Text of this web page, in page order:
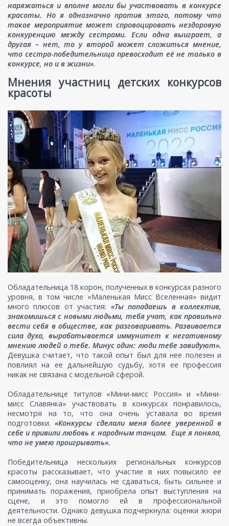
наряжаться и вполне могли бы участвовать в конкурсе
красоты. Но я однозначно против этого, потому что
такое мероприятие может спровоцировать нездоровую
конкуренцию между сестрами. Если одна выиграет, а
другая – нет, то у второй может сложиться мнение,
что сестра-победительница превосходит её не только в
конкурсе, но и в жизни».
Мнения участниц детских конкурсов
красоты
Обладательница 18 корон, полученных в конкурсах разного
уровня, в том числе «Маленькая Мисс Вселенная» видит
много плюсов от участия: «Ты попадаешь в коллектив,
знакомишься с новыми людьми, тебя учат, как правильно
вести себя в обществе, как разговаривать. Развивается
сила духа, вырабатывается иммунитет к негативному
мнению людей о тебе. Минус один: люди тебе завидуют».
Девушка считает, что такой опыт был для нее полезен и
повлиял на ее дальнейшую судьбу, хотя ее профессия
никак не связана с модельной сферой.
Обладательнице титулов «Мини-мисс Россия» и «Мини-
мисс Славянка» участвовать в конкурсах понравилось,
несмотря на то, что она очень уставала во время
подготовки.«Конкурсы сделали меня более уверенной в
себе и привили любовь к народным танцам. Еще я поняла,
что не умею проигрывать».
Победительница нескольких региональных конкурсов
красоты рассказывает, что участие в них повысило ее
самооценку, она научилась не сдаваться, быть сильнее и
принимать поражения, приобрела опыт выступления на
сцене, и это помогло ей в профессиональной
деятельности. Однако девушка подчеркнула: оценки жюри
не всегда объективны.